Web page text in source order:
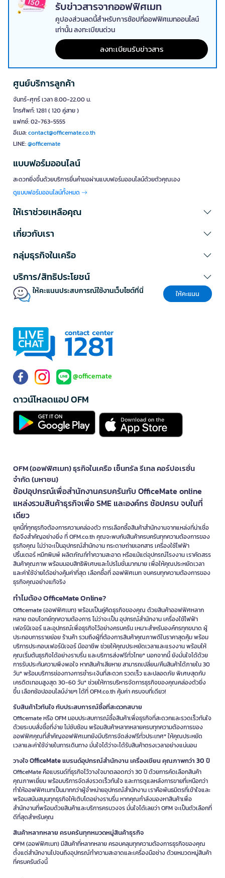
สำหรับผู้ที่ต้องการความยืดหยุ่นตู้แช่ไวน์ ขนาดเล็กแบบพกพามีขนาด
กะทัดรัด น้ำหนักเบา สามารถเคลื่อนย้ายได้ง่าย เหมาะสำหรับนำไปใช้ในงาน
ปาร์ตี้ กิจกรรมกลางแจ้ง หรือสำหรับผู้ที่มีพื้นที่จำกัด
ตู้แช่ไวน์ระบบอินเวอร์เตอร์ - ประหยัดและเงียบ
เทคโนโลยีอินเวอร์เตอร์ช่วยให้
ประหยัดพลังงานได้มากกว่าระบบ
ปกติถึง 30-40% พร้อมทั้งรักษาอุณหภูมิให้คงที่ลดการสั่นสะเทือน และ
สูงสุด
5 ปัจจัยสำคัญในการเลือกซื้อตู้แช่ไวน์
การเลือกตู้แช่ไวน์ที่ดีไม่ใช่แค่ดูราคาเพียงอย่างเดียว แต่ต้องพิจารณา
หลายปัจจัยเพื่อให้คุ้มค่าและตอบโจทย์การใช้งานจริง
1. ความจุและขนาดที่เหมาะสม
พิจารณาว่าคุณมีไวน์กี่ขวดหรือวางแผนจะสะสมเพิ่มในอนาคต
เล็กรองรับได้ประมาณ 6-18 ขวด เหมาะสำหรับใช้ในบ้าน ส่วนตู้ขนาดกลาง
ถึงใหญ่รองรับได้ตั้งแต่ 20 ขวดขึ้นไป
2. ระบบควบคุมอุณหภูมิและความชื้น
ไวน์ควรเก็บที่อุณหภูมิ 10-15 องศาเซลเซียส เลือก
อุณหภูมิแม่นยำ พร้อมระบบรักษาความชื้นเพื่อป้องกันจุกแห้ง
3. การป้องกันแสงและรังสี UV
แสงสามารถทำลายคุณภาพไวน์ได้ เลือกตู้ที่มีกระจกกรองแสง UV หรือ
ประตูทึบเพื่อปกป้องไวน์จากแสงที่เป็นอันตราย
4. ระบบลดการสั่นสะเทือน
ตู้เก็บไวน์คุณภาพดีควรมีระบบกันสั่นสะเทือน เพราะการสั่นไหวจะรบกวน
กระบวนการบ่มไวน์และอาจทำให้คุณภาพเปลี่ยนแปลง
เลือกดีไซน์ที่เข้ากับการตกแต่งบ้านหรือร้านของคุณ วัสดุที่ดีจะช่วยเพิ่มอายุ
การใช้งานและประสิทธิภาพในการรักษาอุณหภูมิ
ตู้แช่ไวน์ ราคาเท่าไหร่ถึงจะคุ้มค่า
ตู้แช่ไวน์ ราคา แตกต่างกันขึ้นอยู่กับขนาด ยี่ห้อ และฟีเจอร์ โดยทั่วไป
ไวน์ ขนาดเล็ก
เริ่มต้นที่ประมาณ 5,000-15,000 บาท ตู้ขนาดกลางอยู่ที่
100,000 บาทขึ้นไป การเลือกซื้อควรพิจารณาจากความคุ้มค่าในระยะยาว
มากกว่าราคาเพียงอย่างเดียว
เคล็ดลับการดูแลรักษาตู้ไวน์
กระจกด้วยผ้านุ่ม และหลีกเลี่ยงการวางตู้ในที่ที่มีอุณหภูมิสูงหรือโดน
แสงแดดโดยตรง
ตู้แช่ไวน์ ตู้เก็บไวน์ ราคาดี หลากหลายรุ่น ช้อป
ได้ที่ OFM
OFM คัดสรร
หลายรุ่น ทั้งแบบเดี่ยวอุณหภูมิและสองอุณหภูมิตู้ไวน์ขนาดเล็กสำหรับใช้ใน
บ้าน ไปจนถึงรุ่นใหญ่สำหรับธุรกิจ พร้อมเทคโนโลยีอินเวอร์เตอร์ประหยัดไฟ
ราคาเป็นธรรม และรับประกันคุณภาพ
ช้อปที่ OFM รับสิทธิพิเศษมากมาย ทั้งจัดส่งฟรีเมื่อช้อปครบตามเงื่อนไข
โปรโมชั่นตลอดทั้งปี และเครดิตเทอมสูงสุด 60 วัน*สำหรับลูกค้าองค์กร
บริการครบครันทั้งช่องทางออนไลน์และหน้าร้านทั่วประเทศ พร้อมทีมงานมือ
อาชีพคอยให้คำปรึกษา
พร้อมเป็นเจ้าของตู้เก็บไวน์คุณภาพแล้ว? เลือกซื้อกับOFMวันนี้ รับสิทธิ
พิเศษและโปรโมชั่นเพิ่มเติมคลิกเลย!
https://www.ofm.co.th/discount-coupon
*เงื่อนไขเป็นไปตามที่บริษัทฯ กำหนด
รับข่าวสารจากออฟฟิศเมท
คูปองส่วนลดนี้สำหรับการช้อปที่ออฟฟิศเมทออนไลน์
เท่านั้น ลงทะเบียนด่วน
ลงทะเบียนรับข่าวสาร
ศูนย์บริการลูกค้า
จันทร์-ศุกร์ เวลา 8.00-22.00 น.
โทรศัพท์: 1281 ( 120 คู่สาย )
แฟกซ์: 02-763-5555
อีเมล:contact@officemate.co.th
LINE:@officemate
แบบฟอร์มออนไลน์
สะดวกยิ่งขึ้นด้วยบริการยื่นคำขอผ่านแบบฟอร์มออนไลน์ด้วยตัวคุณเอง
ดูแบบฟอร์มออนไลน์ทั้งหมด
ให้เราช่วยเหลือคุณ
เกี่ยวกับเรา
กลุ่มธุรกิจในเครือ
บริการ/สิทธิประโยชน์
ให้คะแนนประสบการณ์ใช้งานเว็บไซต์ที่นี่ ให้คะแนน
@officemate
ดาวน์โหลดแอป OFM
OFM (ออฟฟิศเมท) ธุรกิจในเครือ เซ็นทรัล รีเทล คอร์ปอเรชั่น
จำกัด (มหาชน)
ช้อปอุปกรณ์เพื่อสำนักงานครบครันกับ OfficeMate online
แหล่งรวมสินค้าธุรกิจเพื่อ SME และองค์กร ช้อปครบ จบในที่
เดียว
ยุคนี้ที่ทุกธุรกิจต้องการความคล่องตัว การเลือกซื้อสินค้าสำนักงานจากแหล่งที่น่าเชื่อ
ถือจึงสำคัญอย่างยิ่ง ที่ OFM.co.th คุณจะพบกับสินค้าครบครันทุกความต้องการของ
ธุรกิจคุณ ไม่ว่าจะเป็นอุปกรณ์สำนักงาน กระดาษถ่ายเอกสาร เครื่องใช้ไฟฟ้า
ปริ้นเตอร์ หมึกพิมพ์ ผลิตภัณฑ์ทำความสะอาด หรือแม้แต่อุปกรณ์โรงงาน เราคัดสรร
สินค้าคุณภาพ พร้อมมอบสิทธิพิเศษและโปรโมชั่นมากมาย เพื่อให้คุณประหยัดเวลา
และค่าใช้จ่ายได้อย่างคุ้มค่าที่สุด เลือกซื้อที่ ออฟฟิศเมท จบครบทุกความต้องการของ
ธุรกิจคุณอย่างแท้จริง
ทำไมต้อง OfficeMate Online?
Officemate (ออฟฟิศเมท) พร้อมเป็นคู่คิดธุรกิจของคุณ ด้วยสินค้าออฟฟิศหลาก
หลาย ตอบโจทย์ทุกความต้องการ ไม่ว่าจะเป็น อุปกรณ์สำนักงาน เครื่องใช้ไฟฟ้า
เฟอร์นิเจอร์ และอุปกรณ์เพื่อธุรกิจไว้อย่างครบครัน เหมาะสำหรับองค์กรทุกขนาด ผู้
ประกอบการรายย่อย ร้านค้า รวมถึงผู้ที่ต้องการสินค้าคุณภาพดีในราคาสุดคุ้ม พร้อม
บริการประกอบเฟอร์นิเจอร์ มืออาชีพ ช่วยให้คุณประหยัดเวลาและแรงงาน พร้อมให้
คุณเริ่มต้นธุรกิจได้อย่างราบรื่น และบริการส่งฟรีทั่วไทย* นอกจากนี้ ยังมั่นใจได้ด้วย
การรับประกันความพึงพอใจ หากสินค้าเสียหาย สามารถเปลี่ยน/คืนสินค้าได้ภายใน 30
วัน* พร้อมบริการช่องทางการชำระเงินที่สะดวก รวดเร็ว และปลอดภัย พิเศษสุดกับ
เครดิตเทอมสูงสุด 30-60 วัน* ช่วยให้การบริหารจัดการธุรกิจของคุณคล่องตัวยิ่ง
ขึ้น เลือกช้อปออนไลน์ง่ายๆ ได้ที่ OFM.co.th คุ้มค่า ครบจบที่เดียว!
รับสินค้าไวทันใจ กับประสบการณ์ซื้อที่สะดวกสบาย
Officemate หรือ OFM มอบประสบการณ์ซื้อสินค้าเพื่อธุรกิจที่สะดวกและรวดเร็วทันใจ
ด้วยระบบสั่งซื้อที่ง่าย ไม่ซับซ้อน พร้อมสินค้าหลากหลายครบทุกความต้องการของ
ออฟฟิศคุณที่สำคัญออฟฟิศเมทยังมีบริการจัดส่งฟรีทั่วประเทศ* ให้คุณประหยัด
เวลาและค่าใช้จ่ายในการเดินทาง มั่นใจได้ว่าจะได้รับสินค้าตรงเวลาอย่างแน่นอน
วางใจ OfficeMate แบรนด์อุปกรณ์สำนักงาน เครื่องเขียน คุณภาพกว่า 30 ปี
OfficeMate คือแบรนด์ที่ธุรกิจไว้วางใจมาตลอดกว่า 30 ปี ด้วยการคัดเลือกสินค้า
คุณภาพเยี่ยม พร้อมบริการจัดส่งรวดเร็วทันใจ และการดูแลหลังการขายที่เหนือกว่า
ทำให้ออฟฟิศเมทเป็นมากกว่าผู้จำหน่ายอุปกรณ์สำนักงาน เราคือพันธมิตรที่เข้าใจและ
พร้อมสนับสนุนทุกธุรกิจให้เติบโตอย่างราบรื่น หากคุณกำลังมองหาสินค้าเพื่อ
สำนักงานที่พร้อมด้วยสินค้าและบริการครบวงจร มั่นใจได้เลยว่า OFM จะเป็นตัวเลือกที่
ดีที่สุดสำหรับคุณ
สินค้าหลากหลาย ครบครันทุกหมวดหมู่สินค้าธุรกิจ
OFM (ออฟฟิศเมท) มีสินค้าที่หลากหลาย ครอบคลุมทุกความต้องการธุรกิจของคุณ
ตั้งแต่สำนักงานไปจนถึงอุปกรณ์ทำความสะอาดและเครื่องมือช่าง ด้วยหมวดหมู่สินค้า
ที่ครบครันดังนี้